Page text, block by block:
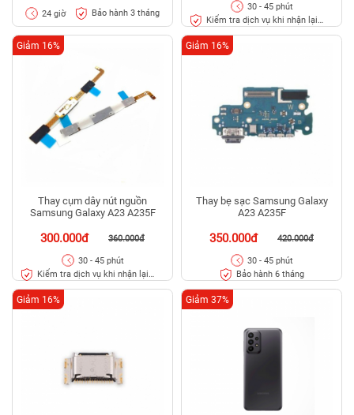
24 giờ Bảo hành 3 tháng
30 - 45 phút
Kiểm tra dịch vụ khi nhận lại
Thay cụm dây nút nguồn
Samsung Galaxy A23 A235F
300.000đ 360.000đ
Giảm 16%
30 - 45 phút
Kiểm tra dịch vụ khi nhận lại
Thay bẹ sạc Samsung Galaxy
A23 A235F
350.000đ 420.000đ
Giảm 16%
30 - 45 phút
Bảo hành 6 tháng
Giảm 16% Giảm 37%